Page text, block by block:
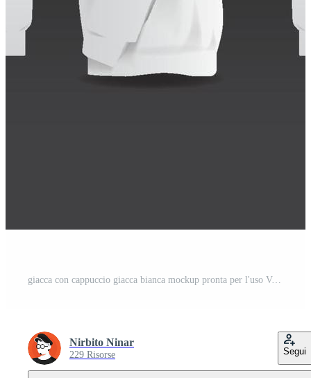
giacca con cappuccio giacca bianca mockup pronta per l'uso Vettore Pro
Nirbito Ninar
229 Risorse Segui